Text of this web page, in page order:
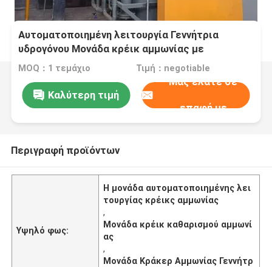
Αυτοματοποιημένη λειτουργία Γεννήτρια
υδρογόνου Μονάδα κρέικ αμμωνίας με
καθαριστήρα
MOQ：1 τεμάχιο Τιμή：negotiable
Καλύτερη τιμή
Μας ελάτε σε
επαφή με
Περιγραφή προϊόντων
Υψηλό φως:
Η μονάδα αυτοματοποιημένης λει
τουργίας κρέικς αμμωνίας
,
Μονάδα κρέικ καθαρισμού αμμωνί
ας
,
Μονάδα Κράκερ Αμμωνίας Γεννήτρ